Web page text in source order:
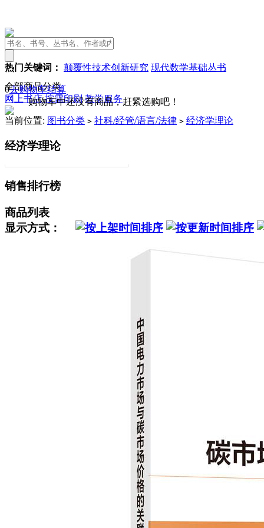
热门关键词： 颠覆性技术创新研究 现代数学基础丛书
0去购物车结算
购物车中还没有商品，赶紧选购吧！
全部商品分类
网上书店按需印刷 教学服务
当前位置: 图书分类 > 社科/经管/语言/法律 > 经济学理论
经济学理论
销售排行榜
商品列表
显示方式：